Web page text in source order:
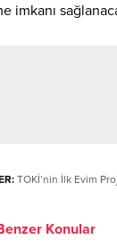
imkanı
TOKİ’nin İlk Evim
Konular